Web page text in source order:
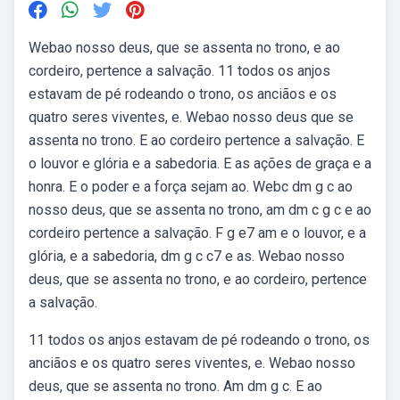
Webao nosso deus, que se assenta no trono, e ao
cordeiro, pertence a salvação. 11 todos os anjos
estavam de pé rodeando o trono, os anciãos e os
quatro seres viventes, e. Webao nosso deus que se
assenta no trono. E ao cordeiro pertence a salvação. E
o louvor e glória e a sabedoria. E as ações de graça e a
honra. E o poder e a força sejam ao. Webc dm g c ao
nosso deus, que se assenta no trono, am dm c g c e ao
cordeiro pertence a salvação. F g e7 am e o louvor, e a
glória, e a sabedoria, dm g c c7 e as. Webao nosso
deus, que se assenta no trono, e ao cordeiro, pertence
a salvação.
11 todos os anjos estavam de pé rodeando o trono, os
anciãos e os quatro seres viventes, e. Webao nosso
deus, que se assenta no trono. Am dm g c. E ao